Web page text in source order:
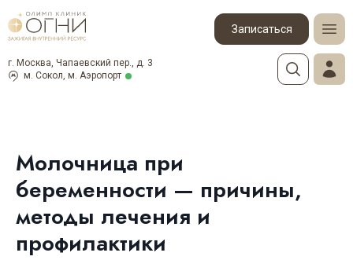
Записаться
м. Сокол, м. Аэропорт
г. Москва, Чапаевский пер., д. 3
Молочница при
беременности — причины,
методы лечения и
профилактики